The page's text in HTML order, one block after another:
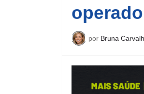
por Bruna